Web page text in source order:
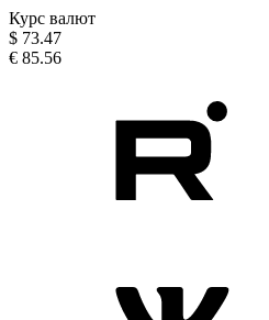
Курс валют
$ 73.47
€ 85.56